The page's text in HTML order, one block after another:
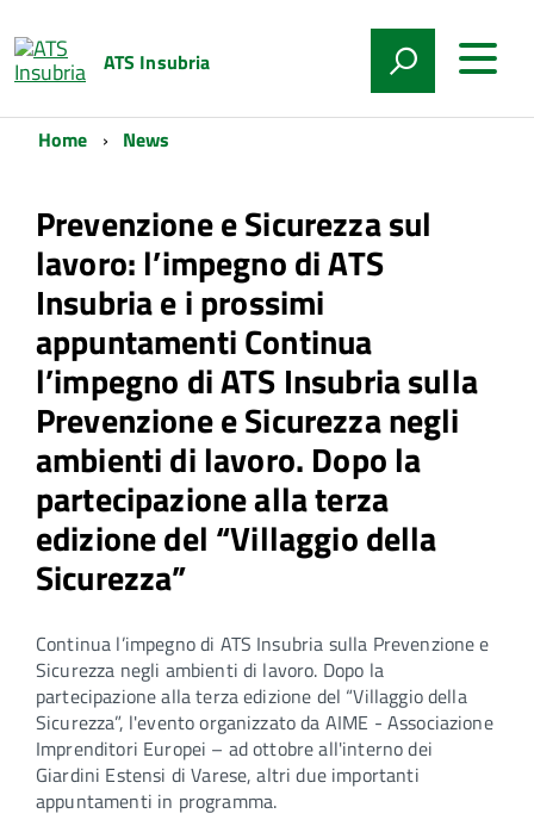
ATS Insubria
Home News
Prevenzione e Sicurezza sul
lavoro: l’impegno di ATS
Insubria e i prossimi
appuntamenti Continua
l’impegno di ATS Insubria sulla
Prevenzione e Sicurezza negli
ambienti di lavoro. Dopo la
partecipazione alla terza
edizione del “Villaggio della
Sicurezza”
Continua l’impegno di ATS Insubria sulla Prevenzione e
Sicurezza negli ambienti di lavoro. Dopo la
partecipazione alla terza edizione del “Villaggio della
Sicurezza”, l'evento organizzato da AIME - Associazione
Imprenditori Europei – ad ottobre all'interno dei
Giardini Estensi di Varese, altri due importanti
appuntamenti in programma.